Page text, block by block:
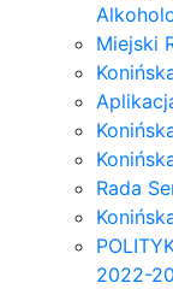
Miejski
Rada
2022-